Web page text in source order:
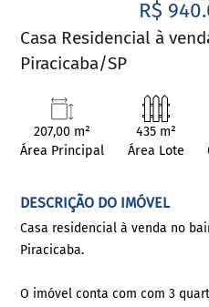
R$
Casa Residencial à
Piracicaba/SP
207,00 m²
Área Principal
435 m²
Área Lote
DESCRIÇÃO DO IMÓVEL
Casa residencial à venda no
Piracicaba.
O imóvel conta com com 3